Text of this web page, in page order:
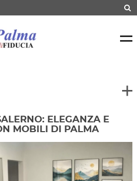
ELEGANZA E
MOBILI DI PALMA